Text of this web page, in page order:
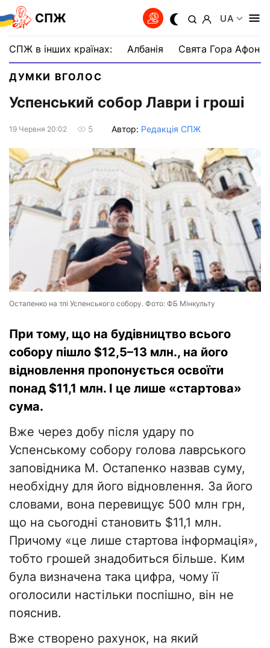
СПЖ UA
СПЖ в інших країнах: Албанія Свята Гора Афон
ДУМКИ ВГОЛОС
Успенський собор Лаври і гроші
19 Червня 20:02 5 Автор: Редакція СПЖ
Остапенко на тлі Успенського собору. Фото: ФБ Мінкульту
При тому, що на будівництво всього
собору пішло $12,5–13 млн., на його
відновлення пропонується освоїти
понад $11,1 млн. І це лише «стартова»
сума.
Вже через добу після удару по
Успенському собору голова лаврського
заповідника М. Остапенко назвав суму,
необхідну для його відновлення. За його
словами, вона перевищує 500 млн грн,
що на сьогодні становить $11,1 млн.
Причому «це лише стартова інформація»,
тобто грошей знадобиться більше. Ким
була визначена така цифра, чому її
оголосили настільки поспішно, він не
пояснив.
Вже створено рахунок, на який